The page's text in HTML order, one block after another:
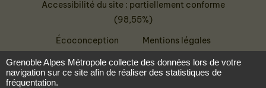
Grenoble Alpes Métropole collecte des données lors de votre
navigation sur ce site afin de réaliser des statistiques de
fréquentation.
Accessibilité du site : partiellement conforme
(98,55%)
Écoconception
Mentions légales
Données personnelles